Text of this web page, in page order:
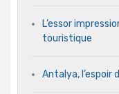
L’essor
touristique
Antalya, l’espoir